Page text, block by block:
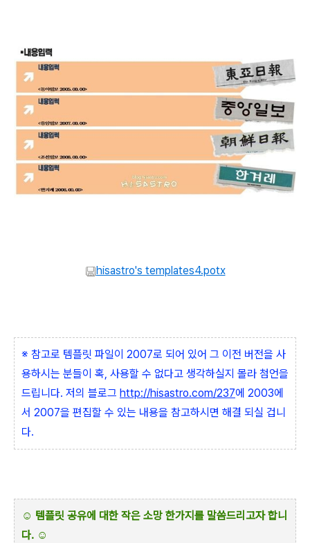
hisastro's templates4.potx
※ 참고로 템플릿 파일이 2007로 되어 있어 그 이전 버전을 사
용하시는 분들이 혹, 사용할 수 없다고 생각하실지 몰라 첨언을
드립니다. 저의 블로그 http://hisastro.com/237에 2003에
서 2007을 편집할 수 있는 내용을 참고하시면 해결 되실 겁니
다.
☺ 템플릿 공유에 대한 작은 소망 한가지를 말씀드리고자 합니
다. ☺